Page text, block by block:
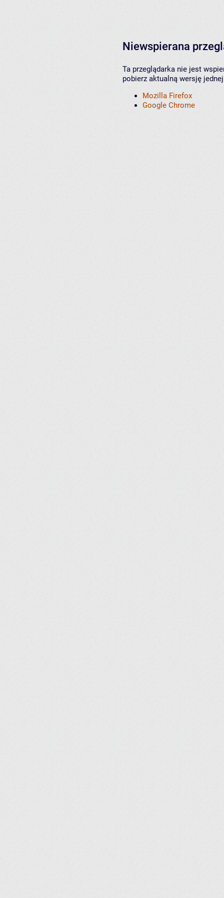
Niewspierana
Ta przeglądarka nie jest
pobierz aktualną wersję
Mozilla Firefox
Google Chrome